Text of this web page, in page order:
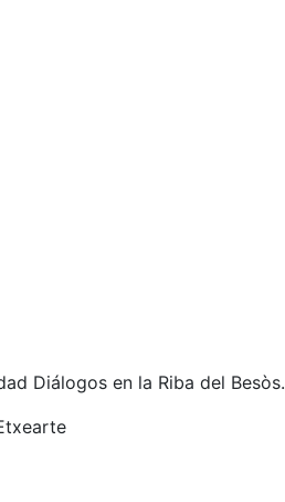
Diálogos en la Riba del Besòs.